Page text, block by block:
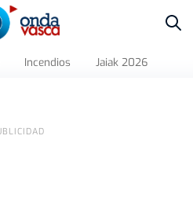
Incendios Jaiak 2026